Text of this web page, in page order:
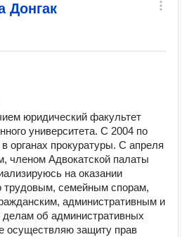
Донгак
юридический факультет
университета. С 2004 по
органах прокуратуры. С апреля
членом Адвокатской палаты
на оказании
трудовым, семейным спорам,
административным и
об административных
осуществляю защиту прав